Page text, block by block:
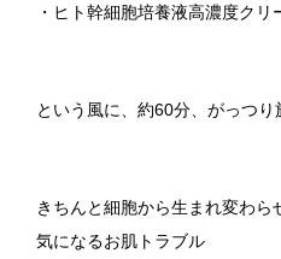
・ヒト幹細胞培養液高濃度ク
という風に、約60分、がっつり
きちんと細胞から生まれ変わら
気になるお肌トラブル